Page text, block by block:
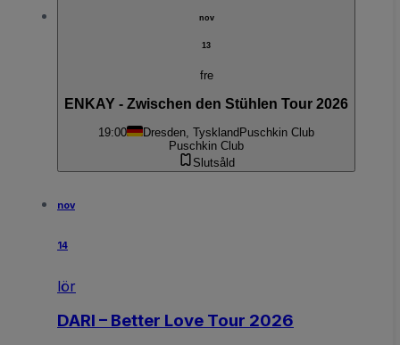
nov
13
fre
ENKAY - Zwischen den Stühlen Tour 2026
19:00 Dresden, Tyskland Puschkin Club
Puschkin Club
Slutsåld
nov
14
lör
DARI – Better Love Tour 2026